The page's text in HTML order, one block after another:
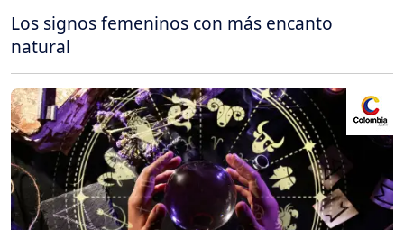
Los signos femeninos con más encanto
natural